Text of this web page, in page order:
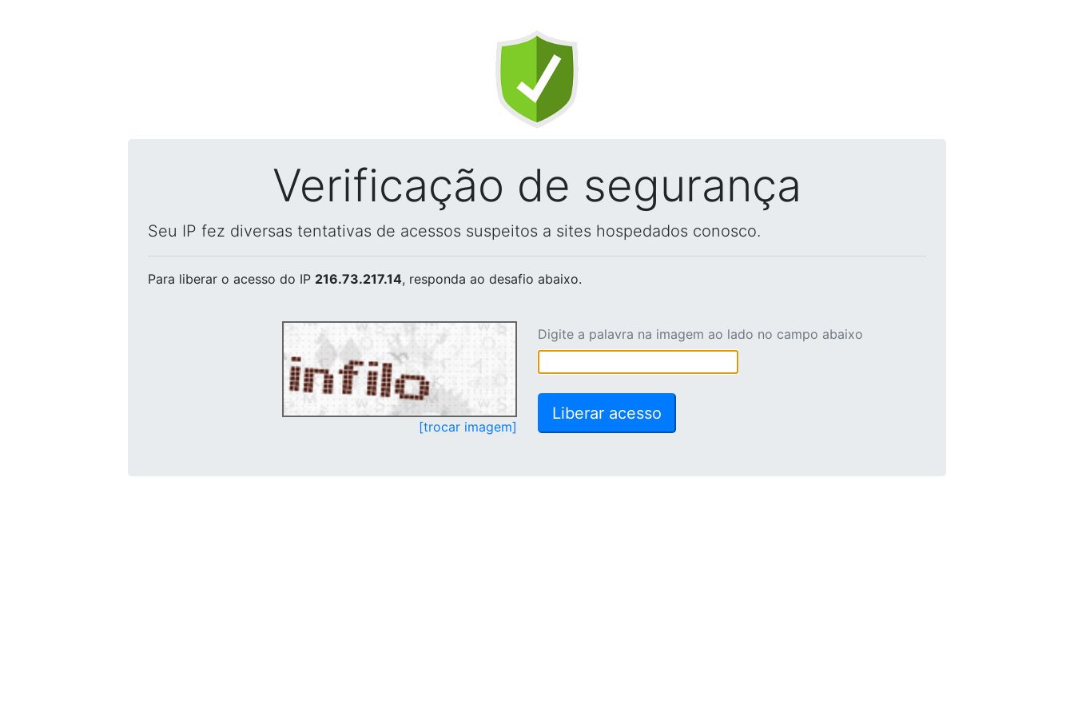
Verificação de segurança
Seu IP fez diversas tentativas de acessos suspeitos a sites hospedados conosco.
Para liberar o acesso do IP 216.73.217.14, responda ao desafio abaixo.
[trocar imagem]
Digite a palavra na imagem ao lado no campo abaixo